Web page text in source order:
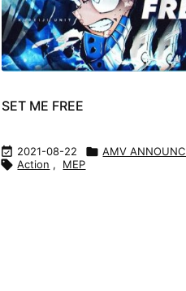
SET ME FREE
 2021-08-22  AMV
 Action , MEP